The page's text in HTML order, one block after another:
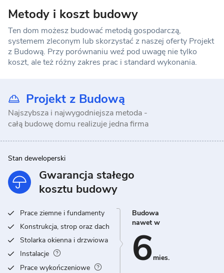
Metody i koszt budowy
Ten dom możesz budować metodą gospodarczą,
systemem zleconym lub skorzystać z naszej oferty Projekt
z Budową. Przy porównaniu weź pod uwagę nie tylko
koszt, ale też różny zakres prac i standard wykonania.
Projekt z Budową
Najszybsza i najwygodniejsza metoda -
całą budowę domu realizuje jedna firma
Stan deweloperski
Gwarancja stałego
kosztu budowy
Prace ziemne i fundamenty
Konstrukcja, strop oraz dach
Stolarka okienna i drzwiowa
Instalacje
Prace wykończeniowe
Budowa
nawet w
6 mies.